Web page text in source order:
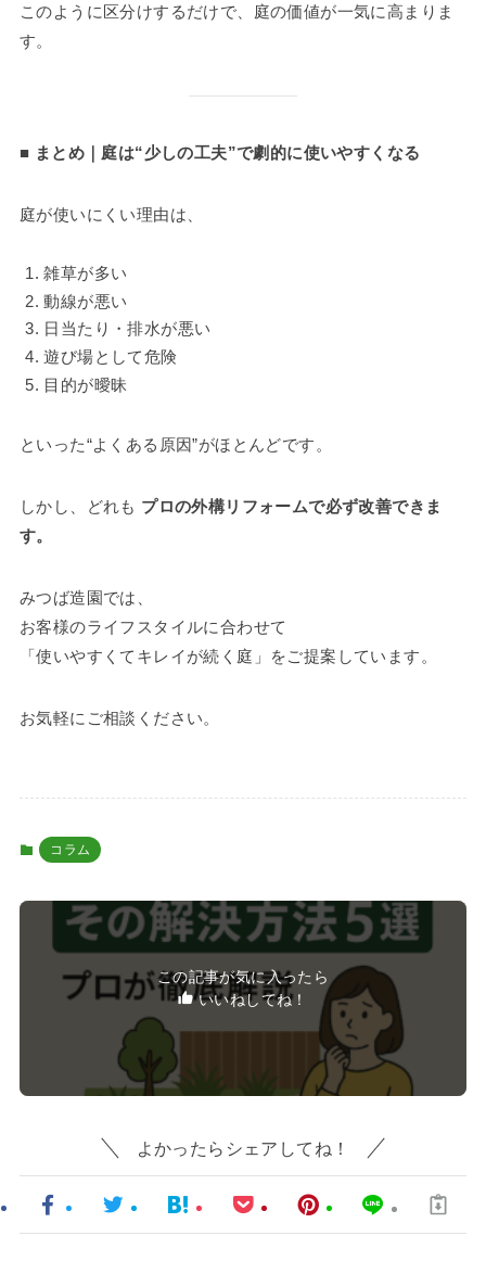
このように区分けするだけで、庭の価値が一気に高まりま
す。
■ まとめ｜庭は“少しの工夫”で劇的に使いやすくなる
庭が使いにくい理由は、
雑草が多い
動線が悪い
日当たり・排水が悪い
遊び場として危険
目的が曖昧
といった“よくある原因”がほとんどです。
しかし、どれも プロの外構リフォームで必ず改善できま
す。
みつば造園では、
お客様のライフスタイルに合わせて
「使いやすくてキレイが続く庭」をご提案しています。
お気軽にご相談ください。
コラム
この記事が気に入ったら
いいねしてね！
よかったらシェアしてね！